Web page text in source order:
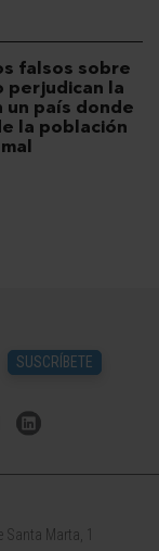
falsos sobre
perjudican la
un país donde
la población
SUSCRÍBETE
Marta, 1